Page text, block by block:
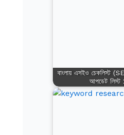
বাংলায় এসইও চেকলিস্ট
আপডেট